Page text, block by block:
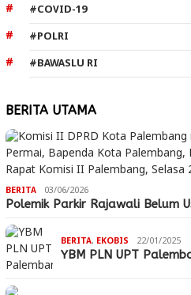
#COVID-19
#POLRI
#BAWASLU RI
BERITA UTAMA
BERITA 03/06/2026
Polemik Parkir Rajawali Belum
BERITA, EKOBIS 22/01/2025
YBM PLN UPT